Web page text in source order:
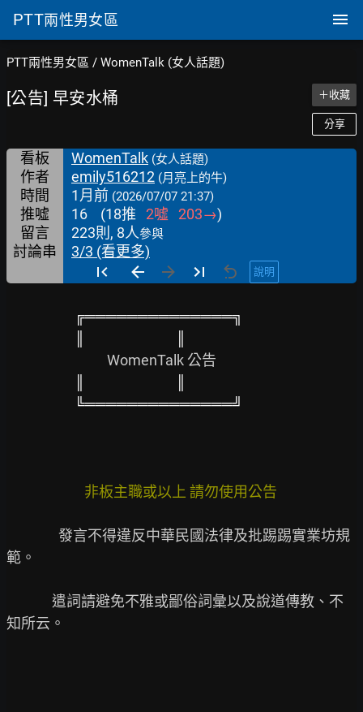
PTT兩性男女區
PTT兩性男女區 / WomenTalk (女人話題)
[公告] 早安水桶 ＋收藏
分享
看板 WomenTalk (女人話題)
作者 emily516212 (月亮上的牛)
時間 1月前 (2026/07/07 21:37)
推噓 16 (18推 2噓 203→)
留言
223則, 8人參與
討論串 3/3 (看更多)
說明
╔══════════════╗
╚══════════════╝
非板主職或以上 請勿使用公告
範。
知所云。